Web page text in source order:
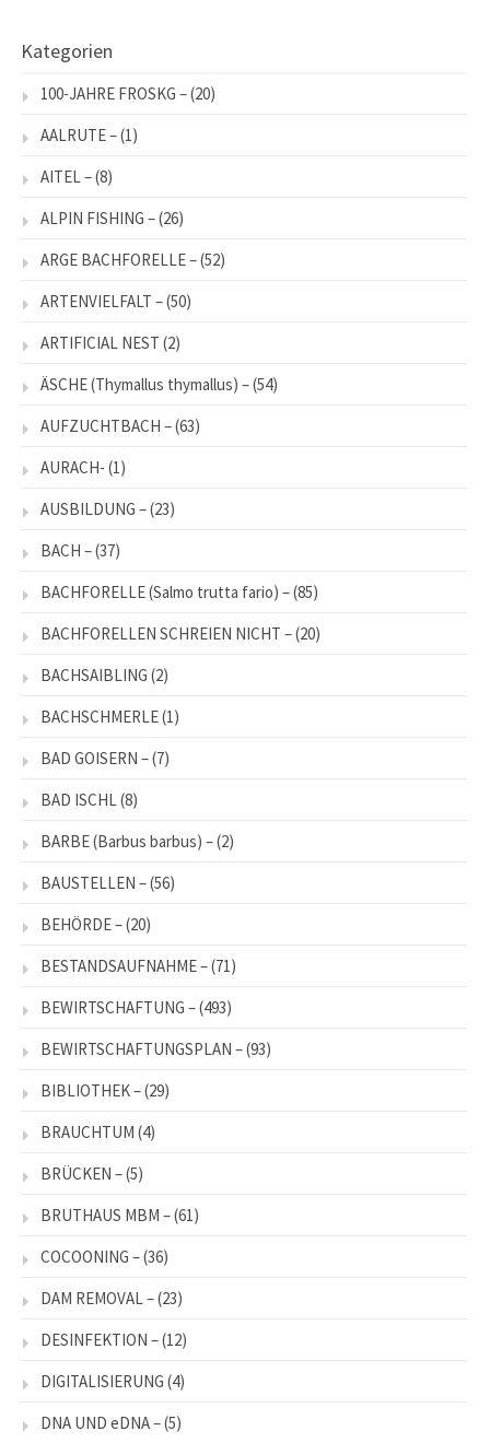
Kategorien
100-JAHRE FROSKG –(20)
AALRUTE –(1)
AITEL –(8)
ALPIN FISHING –(26)
ARGE BACHFORELLE –(52)
ARTENVIELFALT –(50)
ARTIFICIAL NEST (2)
ÄSCHE (Thymallus thymallus) –(54)
AUFZUCHTBACH –(63)
AURACH- (1)
AUSBILDUNG –(23)
BACH –(37)
BACHFORELLE (Salmo trutta fario) –(85)
BACHFORELLEN SCHREIEN NICHT –(20)
BACHSAIBLING (2)
BACHSCHMERLE(1)
BAD GOISERN –(7)
BAD ISCHL(8)
BARBE (Barbus barbus) –(2)
BAUSTELLEN –(56)
BEHÖRDE –(20)
BESTANDSAUFNAHME –(71)
BEWIRTSCHAFTUNG –(493)
BEWIRTSCHAFTUNGSPLAN –(93)
BIBLIOTHEK –(29)
BRAUCHTUM (4)
BRÜCKEN –(5)
BRUTHAUS MBM –(61)
COCOONING –(36)
DAM REMOVAL –(23)
DESINFEKTION –(12)
DIGITALISIERUNG (4)
DNA UND eDNA –(5)